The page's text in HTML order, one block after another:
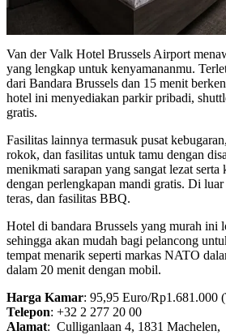
Van der Valk Hotel Brussels Airport
yang lengkap untuk kenyamananmu.
dari Bandara Brussels dan 15 menit
hotel ini menyediakan parkir pribadi,
gratis.
Fasilitas lainnya termasuk pusat
rokok, dan fasilitas untuk tamu dengan
menikmati sarapan yang sangat lezat
dengan perlengkapan mandi gratis. Di luar
teras, dan fasilitas BBQ.
Hotel di bandara Brussels yang murah ini
sehingga akan mudah bagi pelancong
tempat menarik seperti markas NATO
dalam 20 menit dengan mobil.
Harga Kamar: 95,95 Euro/Rp1.681.000
Telepon: +32 2 277 20 00
Alamat: Culliganlaan 4, 1831 Machelen,